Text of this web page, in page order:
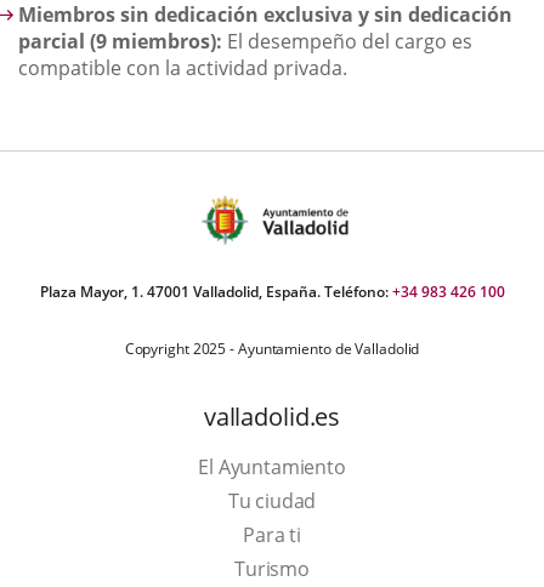
Miembros sin dedicación exclusiva y sin dedicación
parcial (9 miembros): El desempeño del cargo es
compatible con la actividad privada.
Plaza Mayor, 1. 47001 Valladolid, España. Teléfono:+34 983 426 100
Copyright 2025 - Ayuntamiento de Valladolid
valladolid.es
El Ayuntamiento
Tu ciudad
Para ti
TurismoThis